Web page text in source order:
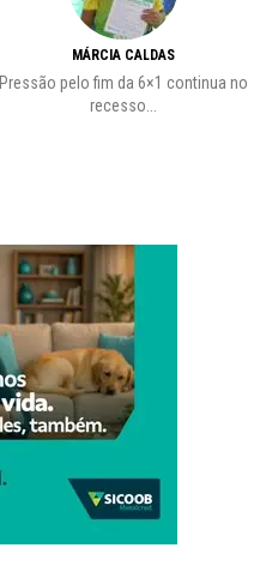
MÁRCIA CALDAS
Pressão pelo fim da 6×1 continua no
recesso...